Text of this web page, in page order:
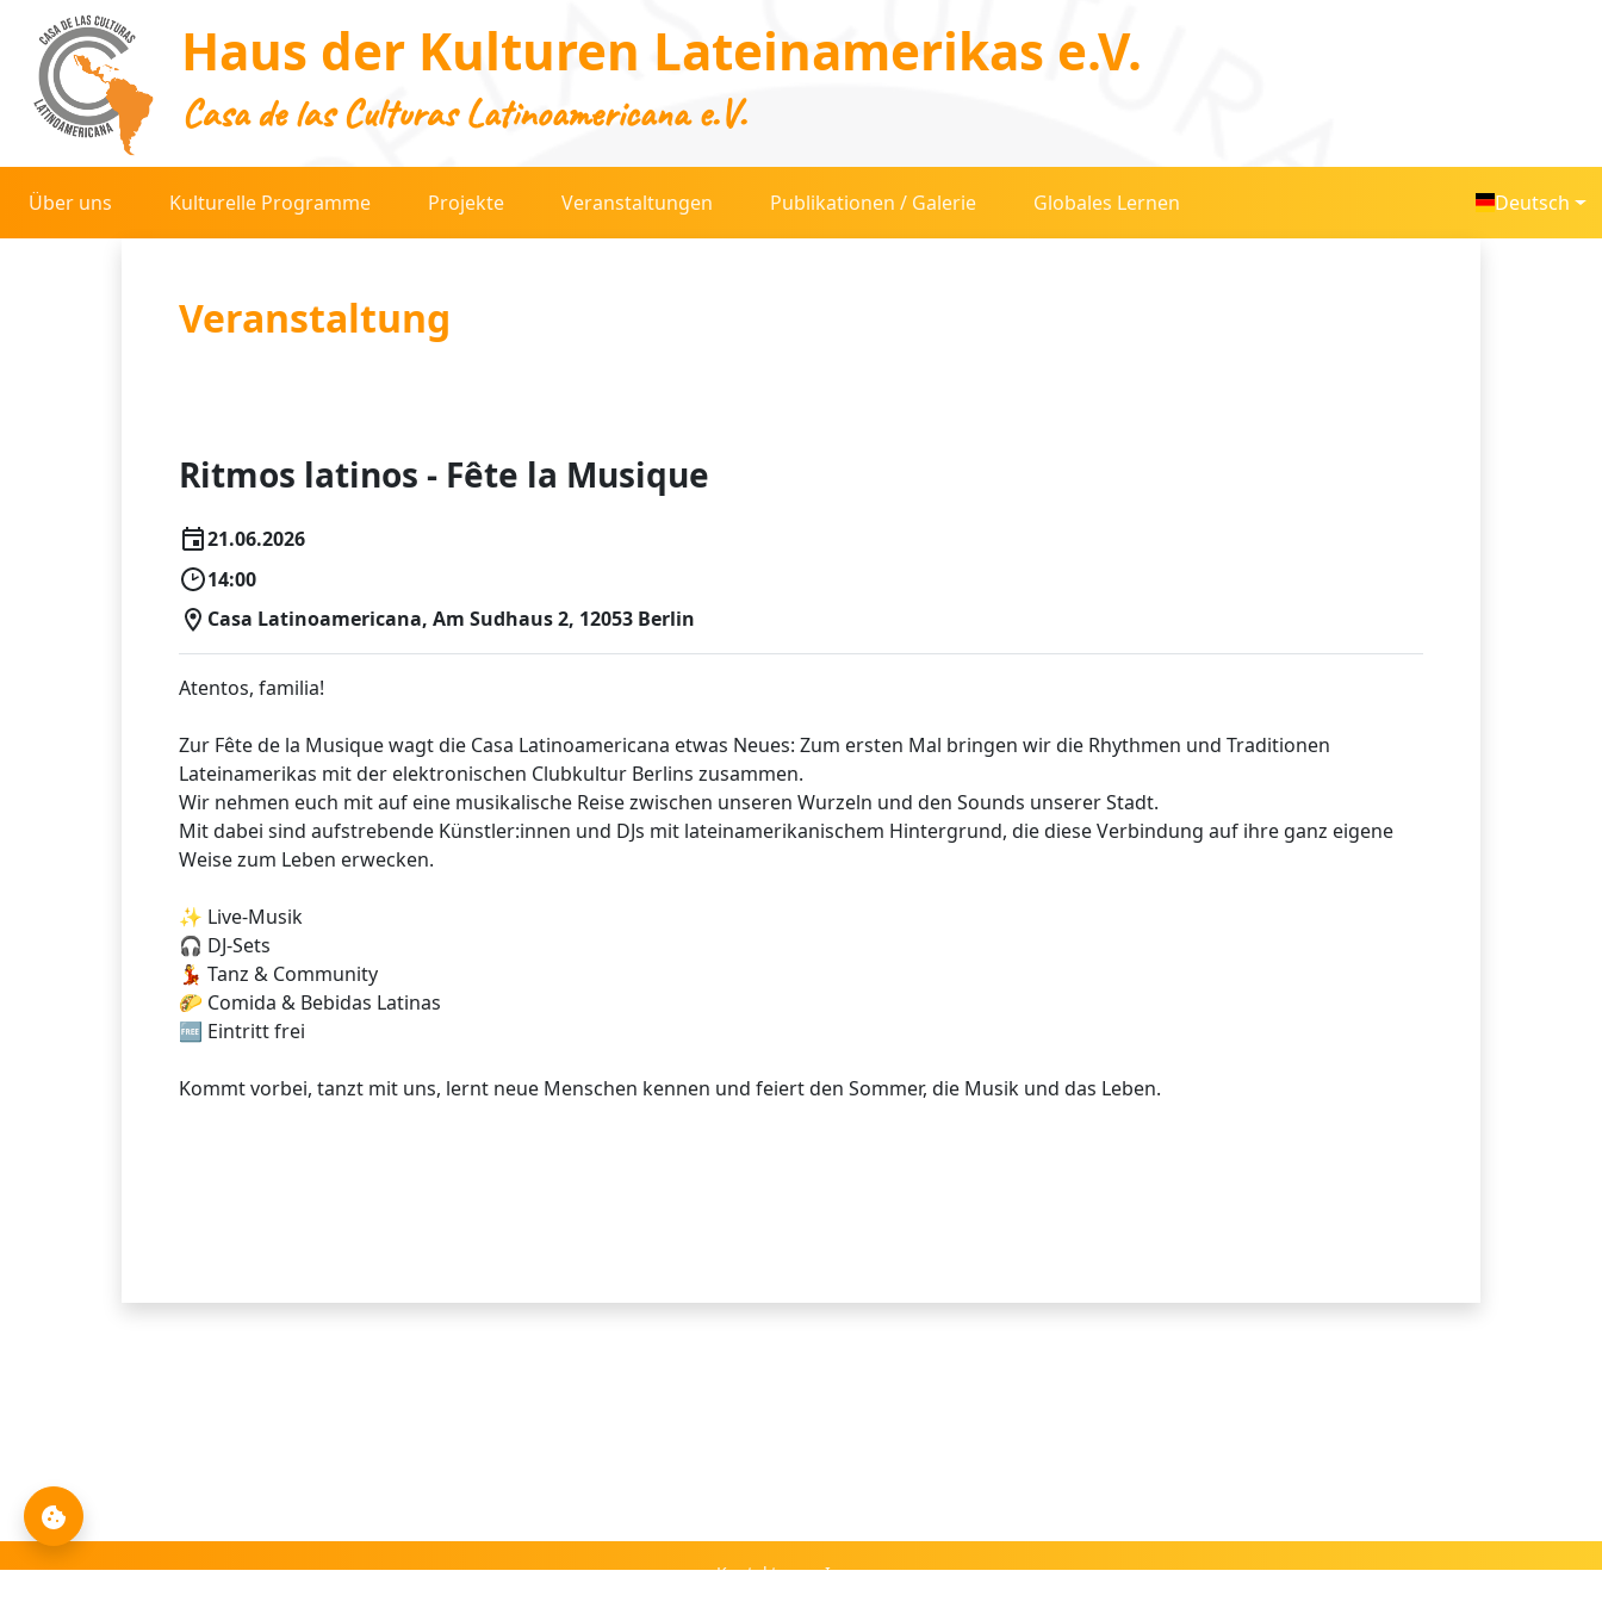
Haus der Kulturen Lateinamerikas e.V.
Casa de las Culturas Latinoamericana e.V.
Über uns Kulturelle Programme Projekte Veranstaltungen Publikationen / Galerie Globales Lernen Deutsch
Veranstaltung
Ritmos latinos - Fête la Musique
21.06.2026
14:00
Casa Latinoamericana, Am Sudhaus 2, 12053 Berlin
Atentos, familia!
Zur Fête de la Musique wagt die Casa Latinoamericana etwas Neues: Zum ersten Mal bringen wir die Rhythmen und Traditionen
Lateinamerikas mit der elektronischen Clubkultur Berlins zusammen.
Wir nehmen euch mit auf eine musikalische Reise zwischen unseren Wurzeln und den Sounds unserer Stadt.
Mit dabei sind aufstrebende Künstler:innen und DJs mit lateinamerikanischem Hintergrund, die diese Verbindung auf ihre ganz eigene
Weise zum Leben erwecken.
✨ Live-Musik
🎧 DJ-Sets
💃 Tanz & Community
🌮 Comida & Bebidas Latinas
🆓 Eintritt frei
Kommt vorbei, tanzt mit uns, lernt neue Menschen kennen und feiert den Sommer, die Musik und das Leben.
Kontakt
Impressum